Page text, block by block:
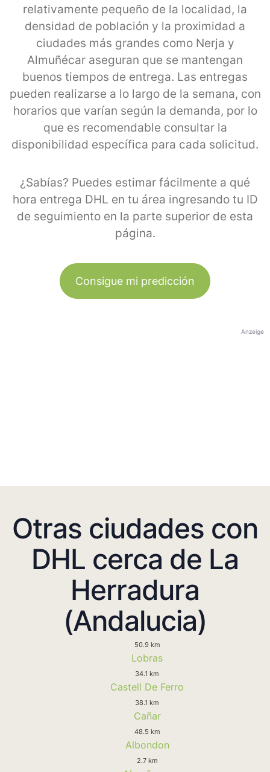
relativamente pequeño de la localidad, la
densidad de población y la proximidad a
ciudades más grandes como Nerja y
Almuñécar aseguran que se mantengan
buenos tiempos de entrega. Las entregas
pueden realizarse a lo largo de la semana, con
horarios que varían según la demanda, por lo
que es recomendable consultar la
disponibilidad específica para cada solicitud.
¿Sabías? Puedes estimar fácilmente a qué
hora entrega DHL en tu área ingresando tu ID
de seguimiento en la parte superior de esta
página.
Consigue mi predicción
Anzeige
Otras ciudades con
DHL cerca de La
Herradura
(Andalucia)
50.9 km
Lobras
34.1 km
Castell De Ferro
38.1 km
Cañar
48.5 km
Albondon
2.7 km